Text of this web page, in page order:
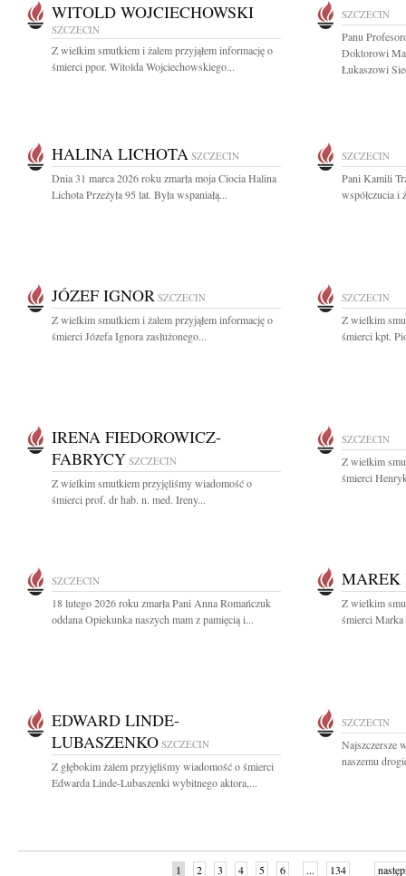
WITOLD WOJCIECHOWSKI
SZCZECIN
Z wielkim smutkiem i żalem przyjąłem informację o
śmierci ppor. Witolda Wojciechowskiego...
SZCZECIN
Panu
Doktorowi
Łukaszowi
HALINA LICHOTA SZCZECIN
Dnia 31 marca 2026 roku zmarła moja Ciocia Halina
Lichota Przeżyła 95 lat. Była wspaniałą...
SZCZECIN
Pani Kamili
współczucia i
JÓZEF IGNOR SZCZECIN
Z wielkim smutkiem i żalem przyjąłem informację o
śmierci Józefa Ignora zasłużonego...
SZCZECIN
Z wielkim
śmierci kpt.
IRENA FIEDOROWICZ-
FABRYCY SZCZECIN
Z wielkim smutkiem przyjęliśmy wiadomość o
śmierci prof. dr hab. n. med. Ireny...
SZCZECIN
Z wielkim
śmierci
SZCZECIN
18 lutego 2026 roku zmarła Pani Anna Romańczuk
oddana Opiekunka naszych mam z pamięcią i...
Z wielkim
śmierci Marka
EDWARD LINDE-
LUBASZENKO SZCZECIN
Z głębokim żalem przyjęliśmy wiadomość o śmierci
Edwarda Linde-Lubaszenki wybitnego aktora,...
SZCZECIN
Najszczersze
naszemu
1 2 3 4 5 6 ... 134